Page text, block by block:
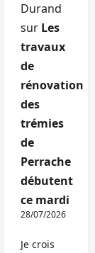
Durand
sur Les
travaux
de
rénovation
des
trémies
de
Perrache
débutent
ce mardi
28/07/2026
Je crois